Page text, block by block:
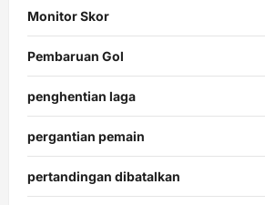
Monitor Skor
Pembaruan Gol
penghentian laga
pergantian pemain
pertandingan dibatalkan